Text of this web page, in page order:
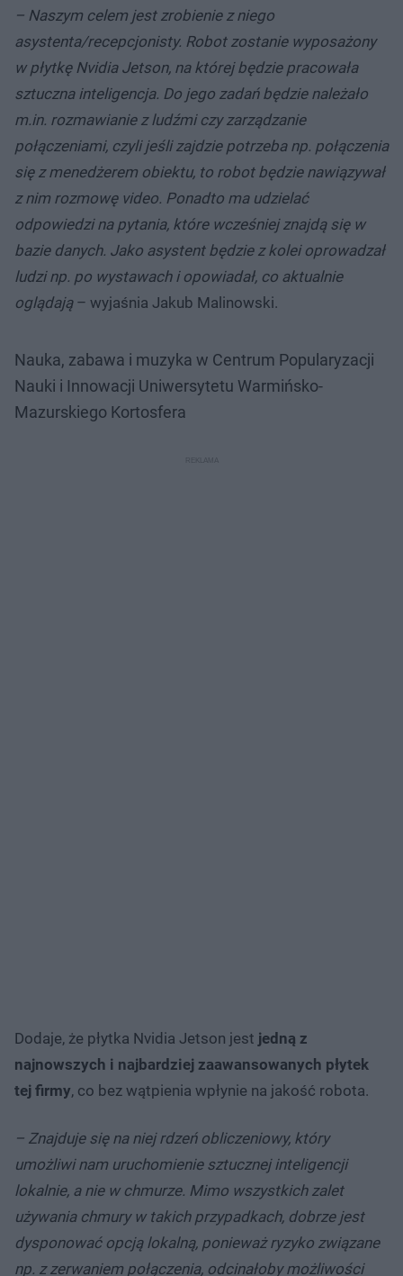
– Naszym celem jest zrobienie z niego
asystenta/recepcjonisty. Robot zostanie wyposażony
w płytkę Nvidia Jetson, na której będzie pracowała
sztuczna inteligencja. Do jego zadań będzie należało
m.in. rozmawianie z ludźmi czy zarządzanie
połączeniami, czyli jeśli zajdzie potrzeba np. połączenia
się z menedżerem obiektu, to robot będzie nawiązywał
z nim rozmowę video. Ponadto ma udzielać
odpowiedzi na pytania, które wcześniej znajdą się w
bazie danych. Jako asystent będzie z kolei oprowadzał
ludzi np. po wystawach i opowiadał, co aktualnie
oglądają– wyjaśnia Jakub Malinowski.
Nauka, zabawa i muzyka w Centrum Popularyzacji
Nauki i Innowacji Uniwersytetu Warmińsko-
Mazurskiego Kortosfera
Dodaje, że płytka Nvidia Jetson jest jedną z
najnowszych i najbardziej zaawansowanych płytek
tej firmy, co bez wątpienia wpłynie na jakość robota.
– Znajduje się na niej rdzeń obliczeniowy, który
umożliwi nam uruchomienie sztucznej inteligencji
lokalnie, a nie w chmurze. Mimo wszystkich zalet
używania chmury w takich przypadkach, dobrze jest
dysponować opcją lokalną, ponieważ ryzyko związane
np. z zerwaniem połączenia, odcinałoby możliwości